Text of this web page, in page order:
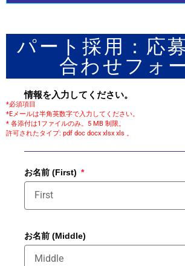
パート採用：応
合わせフォ
情報を入力してください。
*必須項目
*Eメールは半角英数字で入力してください。
* 各添付は1ファイルのみ。5 MB 制限。
許可されたタイプ: pdf doc docx xlsx xls 。
お名前 (First)
お名前 (Middle)